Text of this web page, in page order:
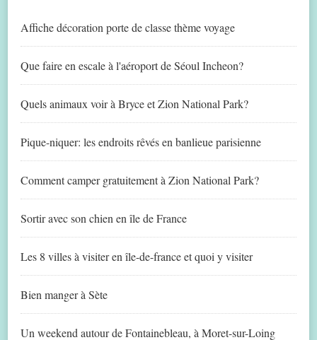
Affiche décoration porte de classe thème voyage
Que faire en escale à l'aéroport de Séoul Incheon?
Quels animaux voir à Bryce et Zion National Park?
Pique-niquer: les endroits rêvés en banlieue parisienne
Comment camper gratuitement à Zion National Park?
Sortir avec son chien en île de France
Les 8 villes à visiter en île-de-france et quoi y visiter
Bien manger à Sète
Un weekend autour de Fontainebleau, à Moret-sur-Loing